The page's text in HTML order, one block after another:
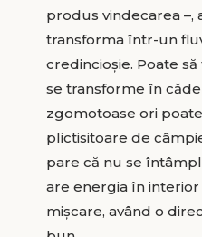
produs vindecarea –,
transforma într-un
credincioșie. Poate
se transforme în
zgomotoase ori
plictisitoare de
pare că nu se
are energia în
mișcare, având o